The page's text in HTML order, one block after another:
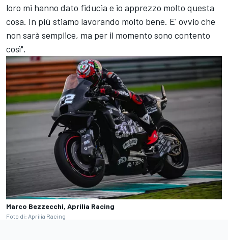
loro mi hanno dato fiducia e io apprezzo molto questa
cosa. In più stiamo lavorando molto bene. E' ovvio che
non sarà semplice, ma per il momento sono contento
così".
Marco Bezzecchi, Aprilia Racing
Foto di: Aprilia Racing